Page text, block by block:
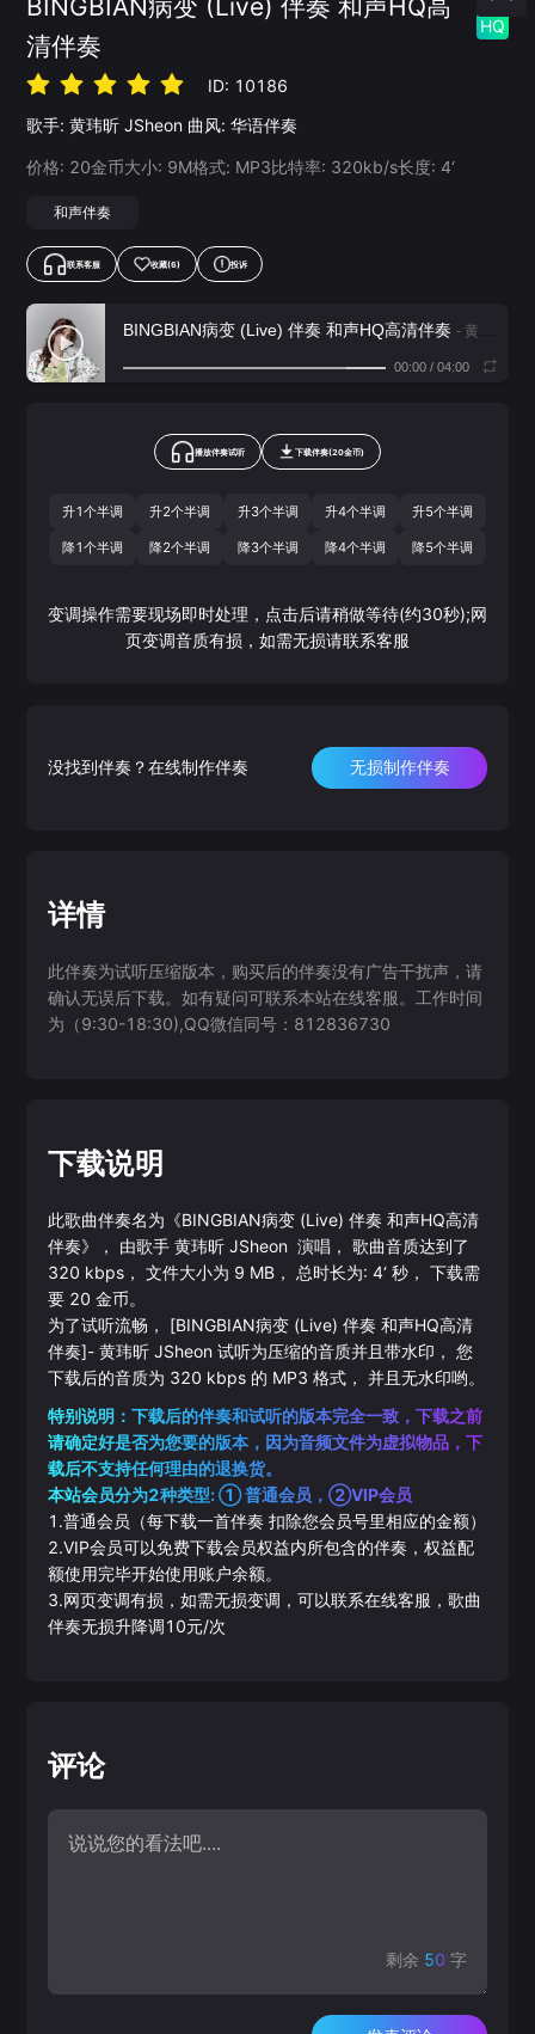
BINGBIAN病变 (Live) 伴奏 和声HQ高
清伴奏
HQ
ID: 10186
歌手: 黄玮昕 JSheon 曲风: 华语伴奏
价格: 20金币大小: 9M格式: MP3比特率: 320kb/s长度: 4‘
和声伴奏
联系客服 收藏(6) 投诉
BINGBIAN病变 (Live) 伴奏 和声HQ高清伴奏 - 黄玮昕,JSheon
00:00/ 04:00
播放伴奏试听 下载伴奏(20金币)
升1个半调 升2个半调 升3个半调 升4个半调 升5个半调
降1个半调 降2个半调 降3个半调 降4个半调 降5个半调
变调操作需要现场即时处理，点击后请稍做等待(约30秒);网
页变调音质有损，如需无损请联系客服
没找到伴奏？在线制作伴奏 无损制作伴奏
详情
此伴奏为试听压缩版本，购买后的伴奏没有广告干扰声，请
确认无误后下载。如有疑问可联系本站在线客服。工作时间
为（9:30-18:30),QQ微信同号：812836730
下载说明
此歌曲伴奏名为《BINGBIAN病变 (Live) 伴奏 和声HQ高清
伴奏》， 由歌手 黄玮昕 JSheon 演唱， 歌曲音质达到了
320 kbps， 文件大小为 9 MB， 总时长为: 4‘秒， 下载需
要 20 金币。
为了试听流畅， [BINGBIAN病变 (Live) 伴奏 和声HQ高清
伴奏]- 黄玮昕 JSheon 试听为压缩的音质并且带水印， 您
下载后的音质为 320 kbps 的 MP3 格式， 并且无水印哟。
特别说明：下载后的伴奏和试听的版本完全一致，下载之前
请确定好是否为您要的版本，因为音频文件为虚拟物品，下
载后不支持任何理由的退换货。
本站会员分为2种类型: ① 普通会员，②VIP会员
1.普通会员（每下载一首伴奏 扣除您会员号里相应的金额）
2.VIP会员可以免费下载会员权益内所包含的伴奏，权益配
额使用完毕开始使用账户余额。
3.网页变调有损，如需无损变调，可以联系在线客服，歌曲
伴奏无损升降调10元/次
评论
剩余 50 字